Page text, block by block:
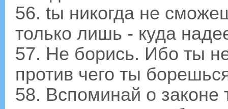
56. tы никогда не
только лишь - куда
57. Не борись. Ибо ты
против чего ты
58. Вспоминай о законе